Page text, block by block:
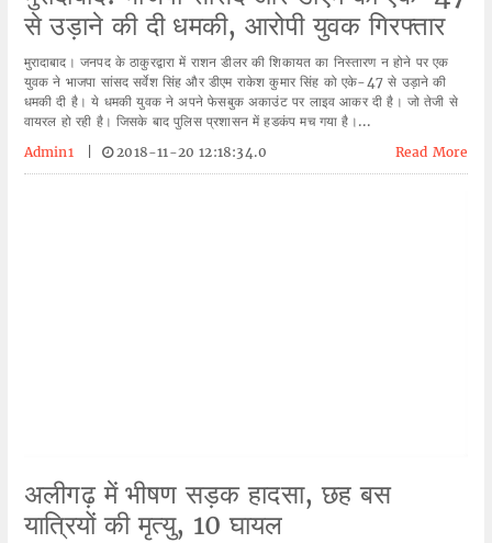
से उड़ाने की दी धमकी, आरोपी युवक गिरफ्तार
मुरादाबाद। जनपद के ठाकुरद्वारा में राशन डीलर की शिकायत का निस्तारण न होने पर एक
युवक ने भाजपा सांसद सर्वेश सिंह और डीएम राकेश कुमार सिंह को एके-47 से उड़ाने की
धमकी दी है। ये धमकी युवक ने अपने फेसबुक अकाउंट पर लाइव आकर दी है। जो तेजी से
वायरल हो रही है। जिसके बाद पुलिस प्रशासन में हडकंप मच गया है।...
Admin1
2018-11-20 12:18:34.0 Read More
अलीगढ़ में भीषण सड़क हादसा, छह बस
यात्रियों की मृत्यु, 10 घायल